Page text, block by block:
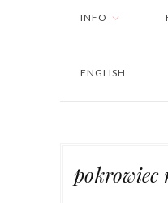
INFO
ENGLISH
pokrowiec